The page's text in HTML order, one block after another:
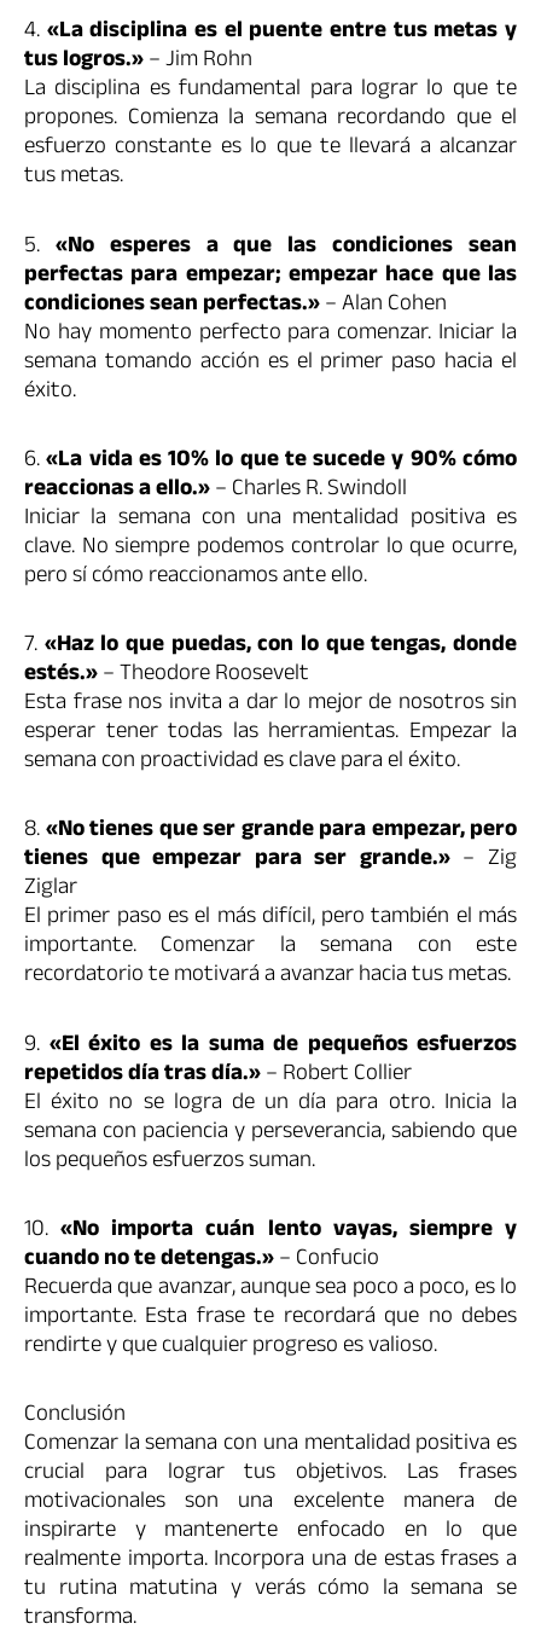
4.«La disciplina es el puente entre tus metas y
tus logros.»– Jim Rohn
La disciplina es fundamental para lograr lo que te
propones. Comienza la semana recordando que el
esfuerzo constante es lo que te llevará a alcanzar
tus metas.
5. «No esperes a que las condiciones sean
perfectas para empezar; empezar hace que las
condiciones sean perfectas.»– Alan Cohen
No hay momento perfecto para comenzar. Iniciar la
semana tomando acción es el primer paso hacia el
éxito.
6.«La vida es 10% lo que te sucede y 90% cómo
reaccionas a ello.»– Charles R. Swindoll
Iniciar la semana con una mentalidad positiva es
clave. No siempre podemos controlar lo que ocurre,
pero sí cómo reaccionamos ante ello.
7.«Haz lo que puedas, con lo que tengas, donde
estés.»– Theodore Roosevelt
Esta frase nos invita a dar lo mejor de nosotros sin
esperar tener todas las herramientas. Empezar la
semana con proactividad es clave para el éxito.
8.«No tienes que ser grande para empezar, pero
tienes que empezar para ser grande.»– Zig
Ziglar
El primer paso es el más difícil, pero también el más
importante. Comenzar la semana con este
recordatorio te motivará a avanzar hacia tus metas.
9. «El éxito es la suma de pequeños esfuerzos
repetidos día tras día.»– Robert Collier
El éxito no se logra de un día para otro. Inicia la
semana con paciencia y perseverancia, sabiendo que
los pequeños esfuerzos suman.
10.«No importa cuán lento vayas, siempre y
cuando no te detengas.»– Confucio
Recuerda que avanzar, aunque sea poco a poco, es lo
importante. Esta frase te recordará que no debes
rendirte y que cualquier progreso es valioso.
Conclusión
Comenzar la semana con una mentalidad positiva es
crucial para lograr tus objetivos. Las frases
motivacionales son una excelente manera de
inspirarte y mantenerte enfocado en lo que
realmente importa. Incorpora una de estas frases a
tu rutina matutina y verás cómo la semana se
transforma.